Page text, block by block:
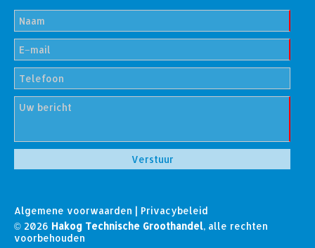
Algemene voorwaarden | Privacybeleid
© 2026 Hakog Technische Groothandel, alle rechten
voorbehouden